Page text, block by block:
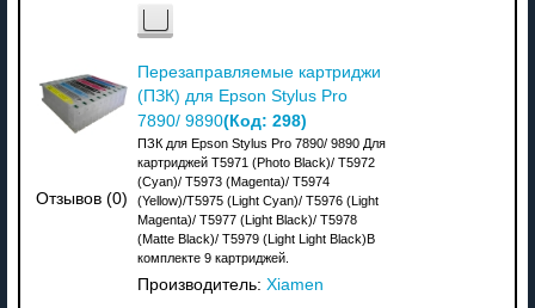
Отзывов (0)
Перезаправляемые картриджи
(ПЗК) для Epson Stylus Pro
7890/ 9890(Код: 298)
ПЗК для Epson Stylus Pro 7890/ 9890 Для
картриджей T5971 (Photo Black)/ T5972
(Cyan)/ T5973 (Magenta)/ T5974
(Yellow)/T5975 (Light Cyan)/ T5976 (Light
Magenta)/ T5977 (Light Black)/ T5978
(Matte Black)/ T5979 (Light Light Black)В
комплекте 9 картриджей.
Производитель: Xiamen